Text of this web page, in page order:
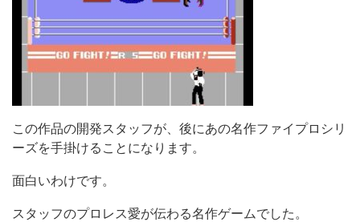
この作品の開発スタッフが、後にあの名作ファイプロシリ
ーズを手掛けることになります。
面白いわけです。
スタッフのプロレス愛が伝わる名作ゲームでした。